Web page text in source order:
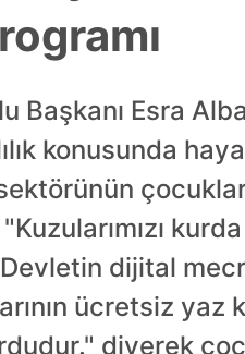
Başkanı Esra
konusunda
dijital
ücretsiz yaz
diyerek